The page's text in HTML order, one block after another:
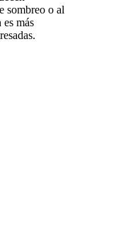
sombreo o al
más